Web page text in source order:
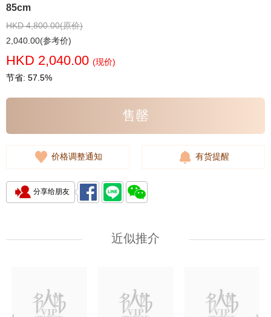
85cm
HKD 4,800.00(原价)
2,040.00(参考价)
HKD 2,040.00 (现价)
节省: 57.5%
售罄
价格调整通知 有货提醒
分享给朋友
近似推介